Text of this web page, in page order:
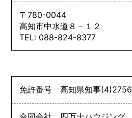
〒780-0044
高知市中水道８－１２
TEL: 088-824-8377
免許番号高知県知事(4)2756